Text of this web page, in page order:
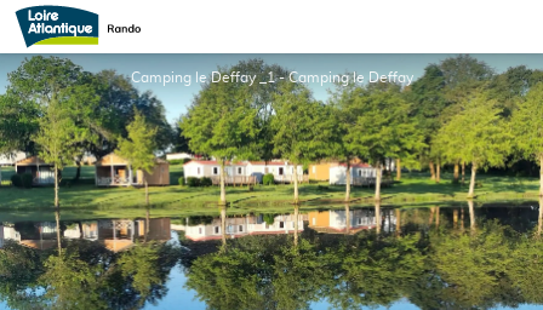
Camping Le Deffay
Camping le Deffay _1 - Camping le Deffay